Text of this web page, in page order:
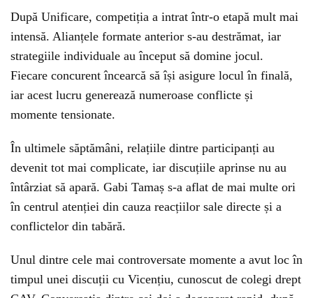
După Unificare, competiția a intrat într-o etapă mult mai
intensă. Alianțele formate anterior s-au destrămat, iar
strategiile individuale au început să domine jocul.
Fiecare concurent încearcă să își asigure locul în finală,
iar acest lucru generează numeroase conflicte și
momente tensionate.
În ultimele săptămâni, relațiile dintre participanți au
devenit tot mai complicate, iar discuțiile aprinse nu au
întârziat să apară. Gabi Tamaș s-a aflat de mai multe ori
în centrul atenției din cauza reacțiilor sale directe și a
conflictelor din tabără.
Unul dintre cele mai controversate momente a avut loc în
timpul unei discuții cu Vicențiu, cunoscut de colegi drept